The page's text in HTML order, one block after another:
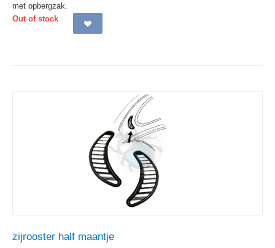
met opbergzak.
Out of stock
zijrooster half maantje